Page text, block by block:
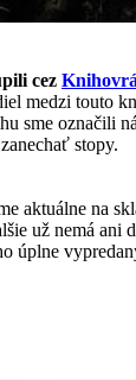
cez
medzi touto
sme označili
stopy.
aktuálne na
už nemá ani
úplne